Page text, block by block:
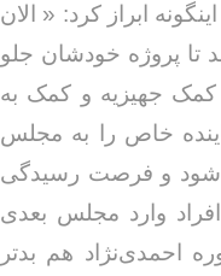
ابراز کرد: « الان
تا پروژه خودشان جلو
جهیزیه و کمک به
خاص را به مجلس
شود و فرصت رسیدگی
وارد مجلس بعدی
احمدی‌نژاد هم بدتر